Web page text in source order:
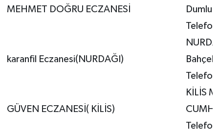
MEHMET DOĞRU ECZANESİ
karanfil Eczanesi(NURDAĞI)
KİLİS
GÜVEN ECZANESİ( KİLİS)